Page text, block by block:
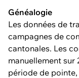
Généalogie
Les données de
campagnes de
cantonales. Les
manuellement sur
période de